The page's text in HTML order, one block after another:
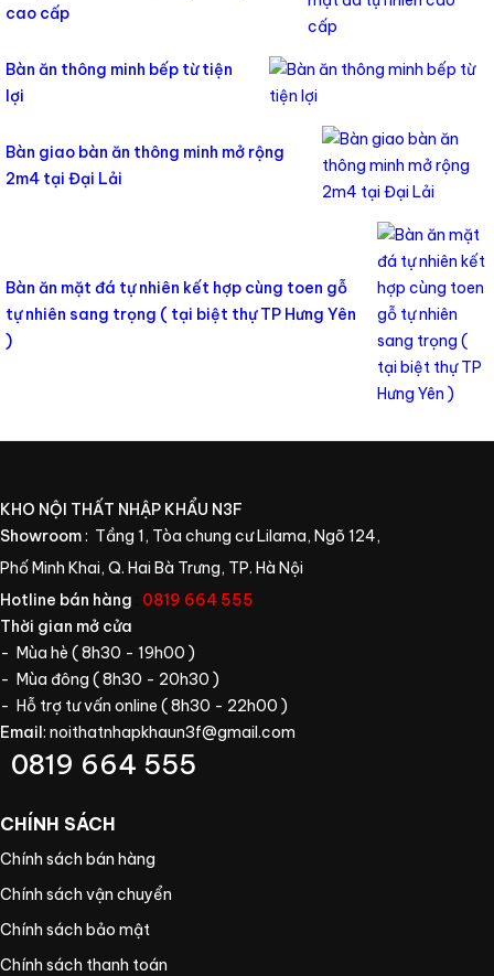
cao cấp
Bàn ăn thông minh bếp từ tiện
lợi
Bàn giao bàn ăn thông minh mở rộng
2m4 tại Đại Lải
Bàn ăn mặt đá tự nhiên kết hợp cùng toen gỗ
tự nhiên sang trọng ( tại biệt thự TP Hưng Yên
)
KHO NỘI THẤT NHẬP KHẨU N3F
Showroom: Tầng 1, Tòa chung cư Lilama, Ngõ 124,
Phố Minh Khai, Q. Hai Bà Trưng, TP. Hà Nội
Hotline bán hàng
0819 664 555
Thời gian mở cửa
- Mùa hè ( 8h30 - 19h00 )
- Mùa đông ( 8h30 - 20h30 )
- Hỗ trợ tư vấn online ( 8h30 - 22h00 )
Email: noithatnhapkhaun3f@gmail.com
0819 664 555
CHÍNH SÁCH
Chính sách bán hàng
Chính sách vận chuyển
Chính sách bảo mật
Chính sách thanh toán